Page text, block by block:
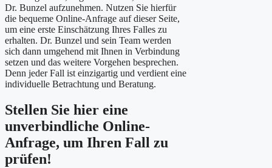
Dr. Bunzel aufzunehmen. Nutzen Sie hierfür
die bequeme Online-Anfrage auf dieser Seite,
um eine erste Einschätzung Ihres Falles zu
erhalten. Dr. Bunzel und sein Team werden
sich dann umgehend mit Ihnen in Verbindung
setzen und das weitere Vorgehen besprechen.
Denn jeder Fall ist einzigartig und verdient eine
individuelle Betrachtung und Beratung.
Stellen Sie hier eine
unverbindliche Online-
Anfrage, um Ihren Fall zu
prüfen!